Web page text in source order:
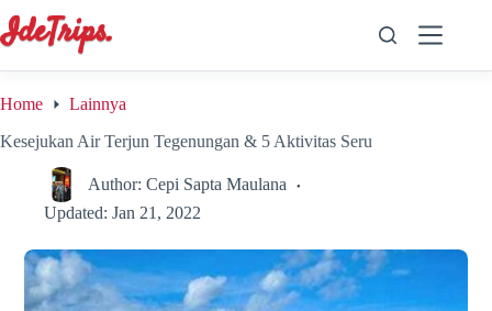
to
content
Home
Lainnya
Kesejukan Air Terjun Tegenungan & 5 Aktivitas Seru
Author: Cepi Sapta Maulana
Updated: Jan 21, 2022